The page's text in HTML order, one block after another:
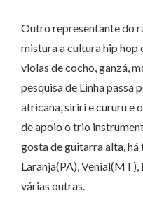
Outro representante do
mistura a cultura hip hop
violas de cocho, ganzá,
pesquisa de Linha passa
africana, siriri e cururu e
de apoio o trio
gosta de guitarra alta,
Laranja(PA),
várias outras.